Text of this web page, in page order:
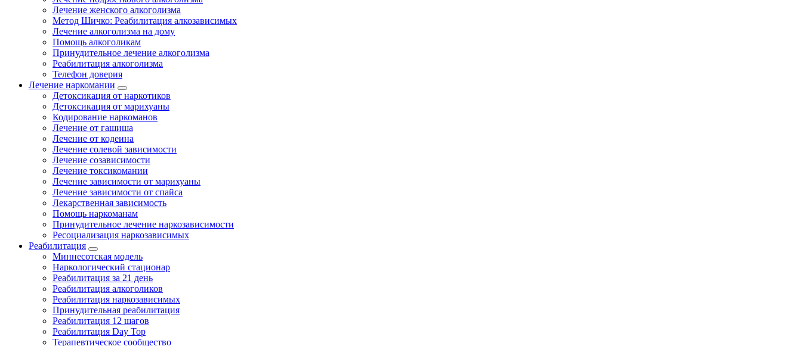
Лечение женского алкоголизма
Метод Шичко: Реабилитация алкозависимых
Лечение алкоголизма на дому
Помощь алкоголикам
Принудительное лечение алкоголизма
Реабилитация алкоголизма
Телефон доверия
Лечение наркомании
Детоксикация от наркотиков
Детоксикация от марихуаны
Кодирование наркоманов
Лечение от гашиша
Лечение от кодеина
Лечение солевой зависимости
Лечение созависимости
Лечение токсикомании
Лечение зависимости от марихуаны
Лечение зависимости от спайса
Лекарственная зависимость
Помощь наркоманам
Принудительное лечение наркозависимости
Ресоциализация наркозависимых
Реабилитация
Миннесотская модель
Наркологический стационар
Реабилитация за 21 день
Реабилитация алкоголиков
Реабилитация наркозависимых
Принудительная реабилитация
Реабилитация 12 шагов
Реабилитация Day Top
Терапевтическое сообщество